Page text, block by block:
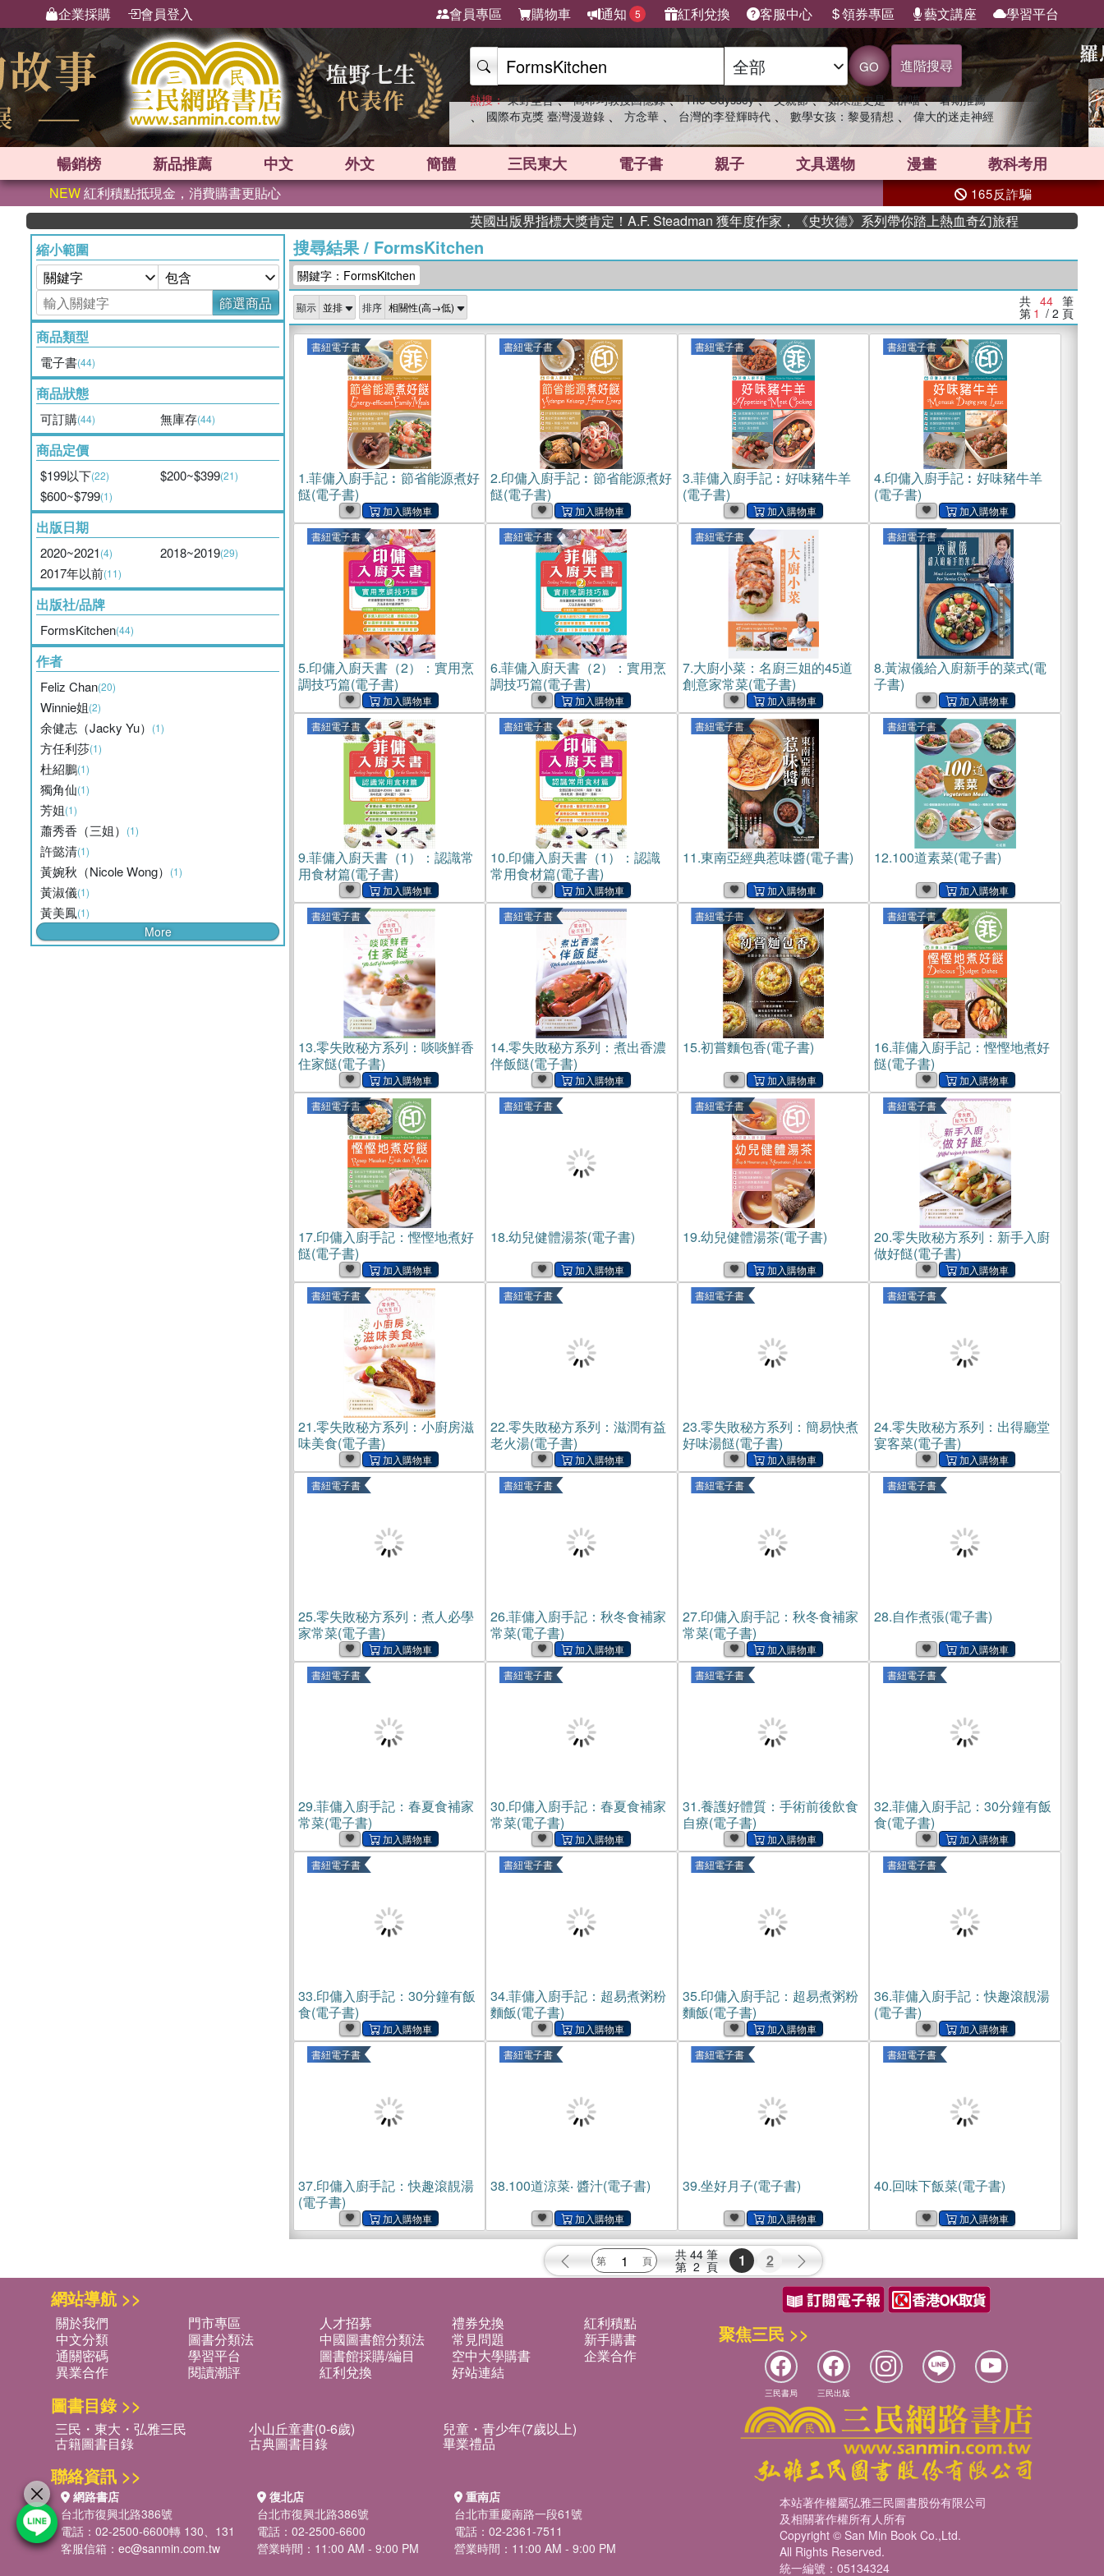
企業採購 會員登入 會員專區 購物車 通知 5 紅利兌換 客服中心 領券專區 藝文講座 學習平台
GO 進階搜尋
熱搜： 東野圭吾 、 高希均教授回憶錄 、 The Odyssey 、 父親節 、 如果歷史是一群喵 、 暑期推薦
、 國際布克獎 臺灣漫遊錄 、 方念華 、 台灣的李登輝時代 、 數學女孩：黎曼猜想 、 偉大的迷走神經
暢銷榜 新品推薦 中文 外文 簡體 三民東大 電子書 親子 文具選物 漫畫 教科考用
NEW紅利積點抵現金，消費購書更貼心 165反詐騙
英國出版界指標大獎肯定！A.F. Steadman 獲年度作家，《史坎德》系列帶你踏上熱血奇幻旅程
縮小範圍
篩選商品
商品類型
電子書(44)
商品狀態
可訂購(44) 無庫存(44)
商品定價
$199以下(22) $200~$399(21)
$600~$799(1)
出版日期
2020~2021(4) 2018~2019(29)
2017年以前(11)
出版社/品牌
FormsKitchen(44)
作者
Feliz Chan(20)
Winnie姐(2)
余健志（Jacky Yu） (1)
方任利莎(1)
杜紹鵬(1)
獨角仙(1)
芳姐(1)
蕭秀香（三姐） (1)
許懿清(1)
黃婉秋（Nicole Wong） (1)
黃淑儀(1)
黃美鳳(1)
More
搜尋結果/ FormsKitchen
關鍵字：FormsKitchen
顯示 排序 共 44 筆
第 1 / 2 頁
書紐電子書
1.菲傭入廚手記︰節省能源煮好
餸(電子書)
書紐電子書
2.印傭入廚手記︰節省能源煮好
餸(電子書)
書紐電子書
3.菲傭入廚手記︰好味豬牛羊
(電子書)
書紐電子書
4.印傭入廚手記︰好味豬牛羊
(電子書)
書紐電子書
5.印傭入廚天書（2）：實用烹
調技巧篇(電子書)
書紐電子書
6.菲傭入廚天書（2）：實用烹
調技巧篇(電子書)
書紐電子書
7.大廚小菜：名廚三姐的45道
創意家常菜(電子書)
書紐電子書
8.黃淑儀給入廚新手的菜式(電
子書)
書紐電子書
9.菲傭入廚天書（1）：認識常
用食材篇(電子書)
書紐電子書
10.印傭入廚天書（1）：認識
常用食材篇(電子書)
書紐電子書
11.東南亞經典惹味醬(電子書)
書紐電子書
12.100道素菜(電子書)
書紐電子書
13.零失敗秘方系列：啖啖鮮香
住家餸(電子書)
書紐電子書
14.零失敗秘方系列：煮出香濃
伴飯餸(電子書)
書紐電子書
15.初嘗麵包香(電子書)
書紐電子書
16.菲傭入廚手記：慳慳地煮好
餸(電子書)
書紐電子書
17.印傭入廚手記：慳慳地煮好
餸(電子書)
書紐電子書
18.幼兒健體湯茶(電子書)
書紐電子書
19.幼兒健體湯茶(電子書)
書紐電子書
20.零失敗秘方系列：新手入廚
做好餸(電子書)
書紐電子書
21.零失敗秘方系列：小廚房滋
味美食(電子書)
書紐電子書
22.零失敗秘方系列：滋潤有益
老火湯(電子書)
書紐電子書
23.零失敗秘方系列：簡易快煮
好味湯餸(電子書)
書紐電子書
24.零失敗秘方系列：出得廳堂
宴客菜(電子書)
書紐電子書
25.零失敗秘方系列：煮人必學
家常菜(電子書)
書紐電子書
26.菲傭入廚手記：秋冬食補家
常菜(電子書)
書紐電子書
27.印傭入廚手記：秋冬食補家
常菜(電子書)
書紐電子書
28.自作煮張(電子書)
書紐電子書
29.菲傭入廚手記：春夏食補家
常菜(電子書)
書紐電子書
30.印傭入廚手記：春夏食補家
常菜(電子書)
書紐電子書
31.養護好體質：手術前後飲食
自療(電子書)
書紐電子書
32.菲傭入廚手記：30分鐘有飯
食(電子書)
書紐電子書
33.印傭入廚手記：30分鐘有飯
食(電子書)
書紐電子書
34.菲傭入廚手記：超易煮粥粉
麵飯(電子書)
書紐電子書
35.印傭入廚手記：超易煮粥粉
麵飯(電子書)
書紐電子書
36.菲傭入廚手記：快趣滾靚湯
(電子書)
書紐電子書
37.印傭入廚手記：快趣滾靚湯
(電子書)
書紐電子書
38.100道涼菜‧ 醬汁(電子書)
書紐電子書
39.坐好月子(電子書)
書紐電子書
40.回味下飯菜(電子書)
共 44 筆
第 2 頁 1 2
網站導航 >>
關於我們 門市專區 人才招募 禮券兌換
紅利積點
中文分類
圖書分類法 中國圖書館分類法 常見問題
新手購書
通關密碼
學習平台 圖書館採購/編目 空中大學購書
企業合作
異業合作
閱讀潮評 紅利兌換 好站連結
圖書目錄 >>
三民・東大・弘雅三民 小山丘童書(0-6歲) 兒童・青少年(7歲以上)
古籍圖書目錄 古典圖書目錄 畢業禮品
聯絡資訊 >>
網路書店
台北市復興北路386號
電話：02-2500-6600轉 130、131
客服信箱： ec@sanmin.com.tw
復北店
台北市復興北路386號
電話：02-2500-6600
營業時間：11:00 AM - 9:00 PM
重南店
台北市重慶南路一段61號
電話：02-2361-7511
營業時間：11:00 AM - 9:00 PM
聚焦三民 >>
三民書局 三民出版
本站著作權屬弘雅三民圖書股份有限公司
及相關著作權所有人所有
Copyright © San Min Book Co.,Ltd.
All Rights Reserved.
統一編號：05134324